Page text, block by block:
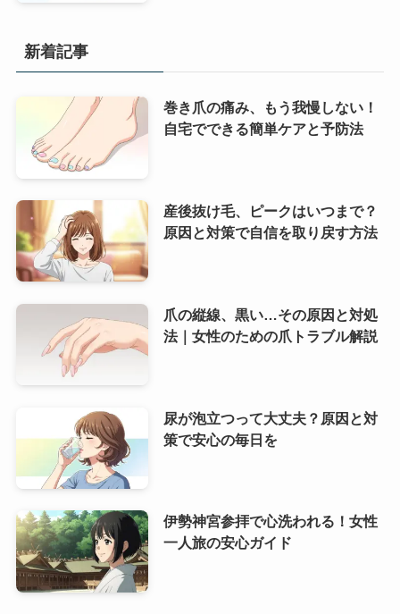
新着記事
巻き爪の痛み、もう我慢しない！
自宅でできる簡単ケアと予防法
産後抜け毛、ピークはいつまで？
原因と対策で自信を取り戻す方法
爪の縦線、黒い…その原因と対処
法｜女性のための爪トラブル解説
尿が泡立つって大丈夫？原因と対
策で安心の毎日を
伊勢神宮参拝で心洗われる！女性
一人旅の安心ガイド